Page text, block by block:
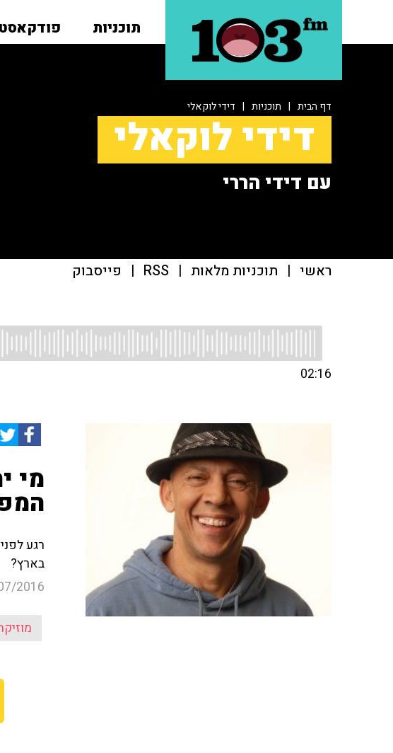
תוכניות
דף הבית | תוכניות | דידי לוקאלי
דידי לוקאלי
עם דידי הררי
ראשי | תוכניות מלאות |
RSS
| פייסבוק
02:16
מי
רגע
בארץ?
2016